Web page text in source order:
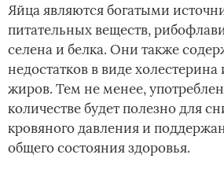
Яйца являются богатыми
питательных веществ,
селена и белка. Они также
недостатков в виде
жиров. Тем не менее,
количестве будет полезно для
кровяного давления и
общего состояния здоровья.